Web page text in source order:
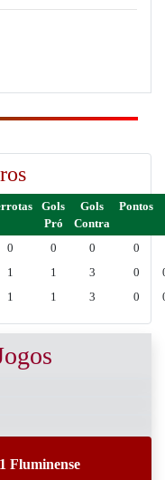
Gols
Pró
Gols
Contra
Pontos
0 0 0
0
1 1 3 0
1 1 3 0
Fluminense